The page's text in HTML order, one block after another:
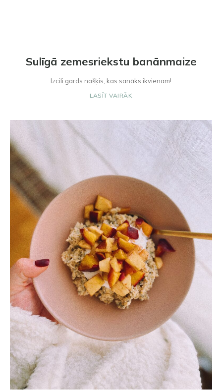
Sulīgā zemesriekstu banānmaize
Izcili gards našķis, kas sanāks ikvienam!
LASĪT VAIRĀK